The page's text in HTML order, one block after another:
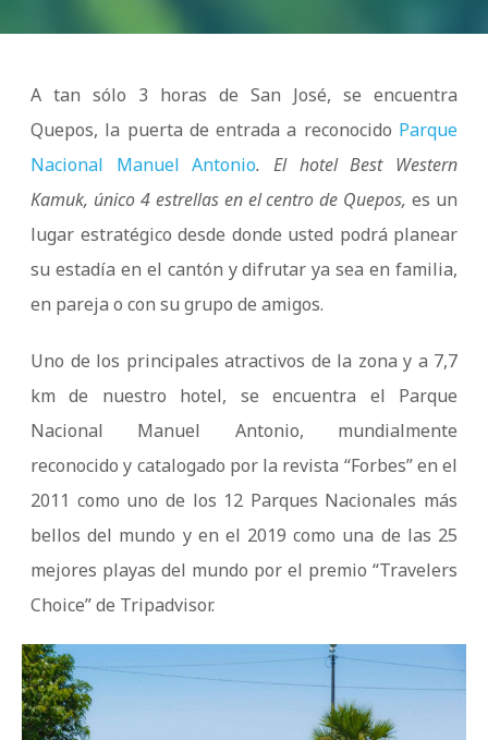
A tan sólo 3 horas de San José, se encuentra
Quepos, la puerta de entrada a reconocido Parque
Nacional Manuel Antonio. El hotel Best Western
Kamuk, único 4 estrellas en el centro de Quepos, es un
lugar estratégico desde donde usted podrá planear
su estadía en el cantón y difrutar ya sea en familia,
en pareja o con su grupo de amigos.
Uno de los principales atractivos de la zona y a 7,7
km de nuestro hotel, se encuentra el Parque
Nacional Manuel Antonio, mundialmente
reconocido y catalogado por la revista “Forbes” en el
2011 como uno de los 12 Parques Nacionales más
bellos del mundo y en el 2019 como una de las 25
mejores playas del mundo por el premio “Travelers
Choice” de Tripadvisor.